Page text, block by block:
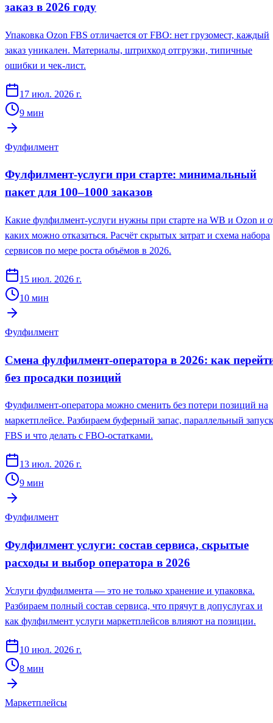
заказ в 2026 году
Упаковка Ozon FBS отличается от FBO: нет грузомест, каждый
заказ уникален. Материалы, штрихкод отгрузки, типичные
ошибки и чек-лист.
17 июл. 2026 г.
9 мин
Фулфилмент
Фулфилмент-услуги при старте: минимальный
пакет для 100–1000 заказов
Какие фулфилмент-услуги нужны при старте на WB и Ozon и
каких можно отказаться. Расчёт скрытых затрат и схема набора
сервисов по мере роста объёмов в 2026.
15 июл. 2026 г.
10 мин
Фулфилмент
Смена фулфилмент-оператора в 2026: как
без просадки позиций
Фулфилмент-оператора можно сменить без потери позиций на
маркетплейсе. Разбираем буферный запас, параллельный запуск
FBS и что делать с FBO-остатками.
13 июл. 2026 г.
9 мин
Фулфилмент
Фулфилмент услуги: состав сервиса, скрытые
расходы и выбор оператора в 2026
Услуги фулфилмента — это не только хранение и упаковка.
Разбираем полный состав сервиса, что прячут в допуслугах и
как фулфилмент услуги маркетплейсов влияют на позиции.
10 июл. 2026 г.
8 мин
Маркетплейсы